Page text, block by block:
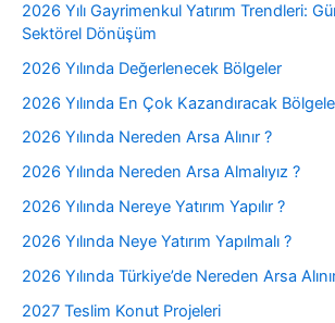
2026 Yılı Gayrimenkul Yatırım Trendleri:
Sektörel Dönüşüm
2026 Yılında Değerlenecek Bölgeler
2026 Yılında En Çok Kazandıracak
2026 Yılında Nereden Arsa Alınır ?
2026 Yılında Nereden Arsa Almalıyız ?
2026 Yılında Nereye Yatırım Yapılır ?
2026 Yılında Neye Yatırım Yapılmalı ?
2026 Yılında Türkiye’de Nereden Arsa
2027 Teslim Konut Projeleri